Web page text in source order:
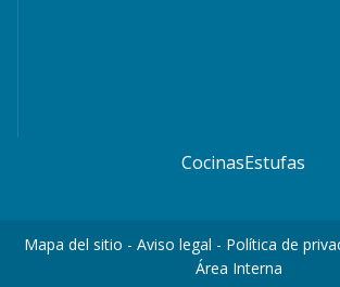
CocinasEstufas
Mapa del sitio - Aviso legal - Política de
Área Interna